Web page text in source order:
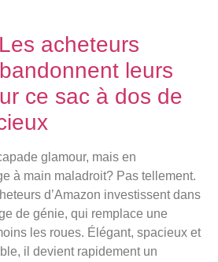
Les acheteurs
leurs
ce sac à dos de
glamour, mais en
à main maladroit? Pas tellement.
d’Amazon investissent dans
de génie, qui remplace une
les roues. Élégant, spacieux et
il devient rapidement un